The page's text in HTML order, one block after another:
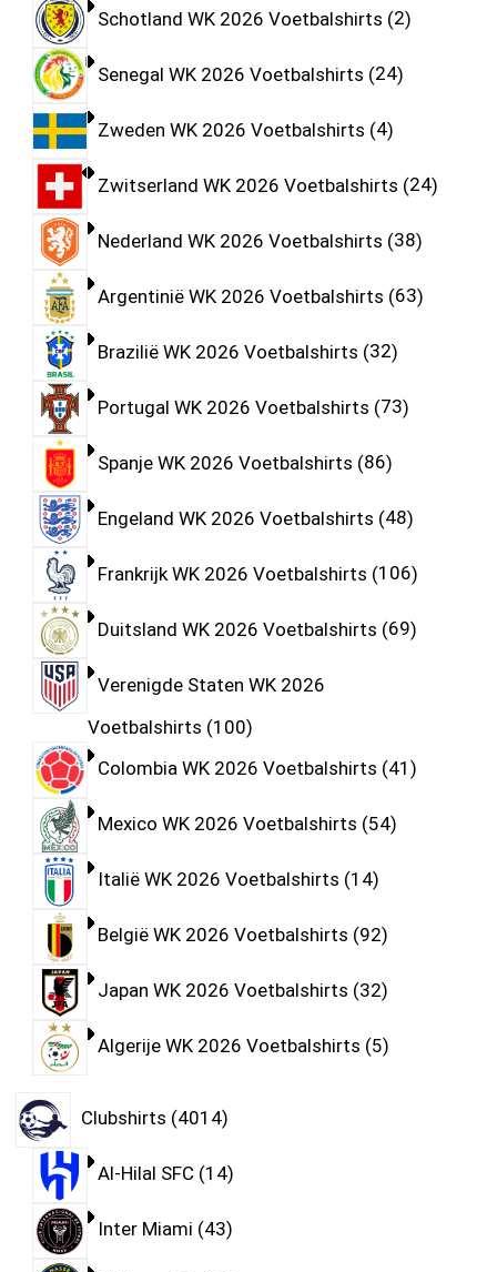
Schotland WK 2026 Voetbalshirts 2
Senegal WK 2026 Voetbalshirts 24
Zweden WK 2026 Voetbalshirts 4
Zwitserland WK 2026 Voetbalshirts 24
Nederland WK 2026 Voetbalshirts 38
Argentinië WK 2026 Voetbalshirts 63
Brazilië WK 2026 Voetbalshirts 32
Portugal WK 2026 Voetbalshirts 73
Spanje WK 2026 Voetbalshirts 86
Engeland WK 2026 Voetbalshirts 48
Frankrijk WK 2026 Voetbalshirts 106
Duitsland WK 2026 Voetbalshirts 69
Verenigde Staten WK 2026
Voetbalshirts 100
Colombia WK 2026 Voetbalshirts 41
Mexico WK 2026 Voetbalshirts 54
Italië WK 2026 Voetbalshirts 14
België WK 2026 Voetbalshirts 92
Japan WK 2026 Voetbalshirts 32
Algerije WK 2026 Voetbalshirts 5
Clubshirts 4014
Al-Hilal SFC 14
Inter Miami 43